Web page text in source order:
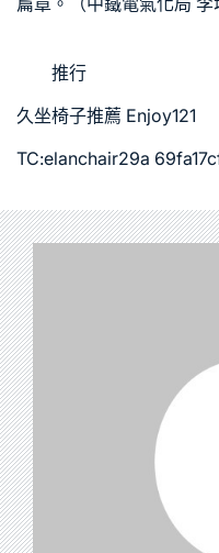
推行
久坐椅子推薦 Enjoy121
TC:elanchair29a